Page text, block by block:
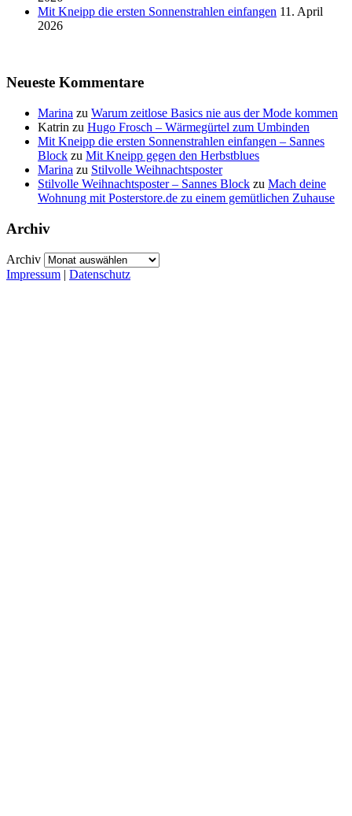
Mit Kneipp die ersten Sonnenstrahlen einfangen 11. April
2026
Neueste Kommentare
Marina zu Warum zeitlose Basics nie aus der Mode kommen
Katrin zu Hugo Frosch – Wärmegürtel zum Umbinden
Mit Kneipp die ersten Sonnenstrahlen einfangen – Sannes
Block zu Mit Kneipp gegen den Herbstblues
Marina zu Stilvolle Weihnachtsposter
Stilvolle Weihnachtsposter – Sannes Block zu Mach deine
Wohnung mit Posterstore.de zu einem gemütlichen Zuhause
Archiv
Archiv
Impressum | Datenschutz